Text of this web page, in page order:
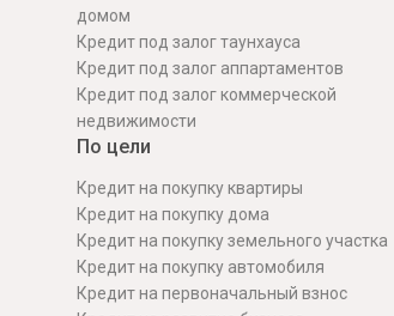
домом
Кредит под залог таунхауса
Кредит под залог аппартаментов
Кредит под залог коммерческой
недвижимости
По цели
Кредит на покупку квартиры
Кредит на покупку дома
Кредит на покупку земельного участка
Кредит на покупку автомобиля
Кредит на первоначальный взнос